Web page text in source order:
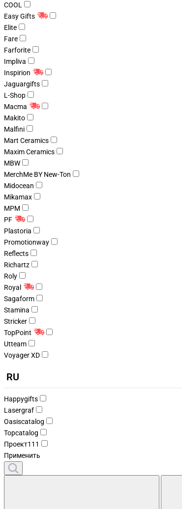
COOL
Easy Gifts
Elite
Fare
Farforite
Impliva
Inspirion
Jaguargifts
L-Shop
Macma
Makito
Malfini
Mart Ceramics
Maxim Ceramics
MBW
MerchMe BY New-Ton
Midocean
Mikamax
MPM
PF
Plastoria
Promotionway
Reflects
Richartz
Roly
Royal
Sagaform
Stamina
Stricker
TopPoint
Utteam
Voyager XD
RU
Happygifts
Lasergraf
Oasiscatalog
Topcatalog
Проект111
Применить